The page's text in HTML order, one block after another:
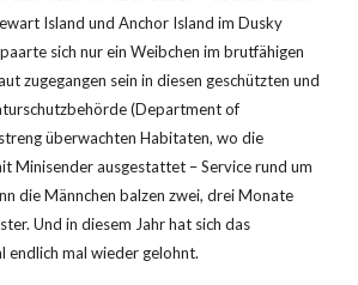
Island und Anchor Island im Dusky
sich nur ein Weibchen im brutfähigen
zugegangen sein in diesen geschützten und
(Department of
überwachten Habitaten, wo die
Minisender ausgestattet – Service rund um
die Männchen balzen zwei, drei Monate
Und in diesem Jahr hat sich das
endlich mal wieder gelohnt.